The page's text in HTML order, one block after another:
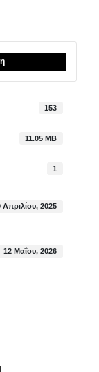
153
11.05 MB
1
Απριλίου, 2025
12 Μαΐου, 2026